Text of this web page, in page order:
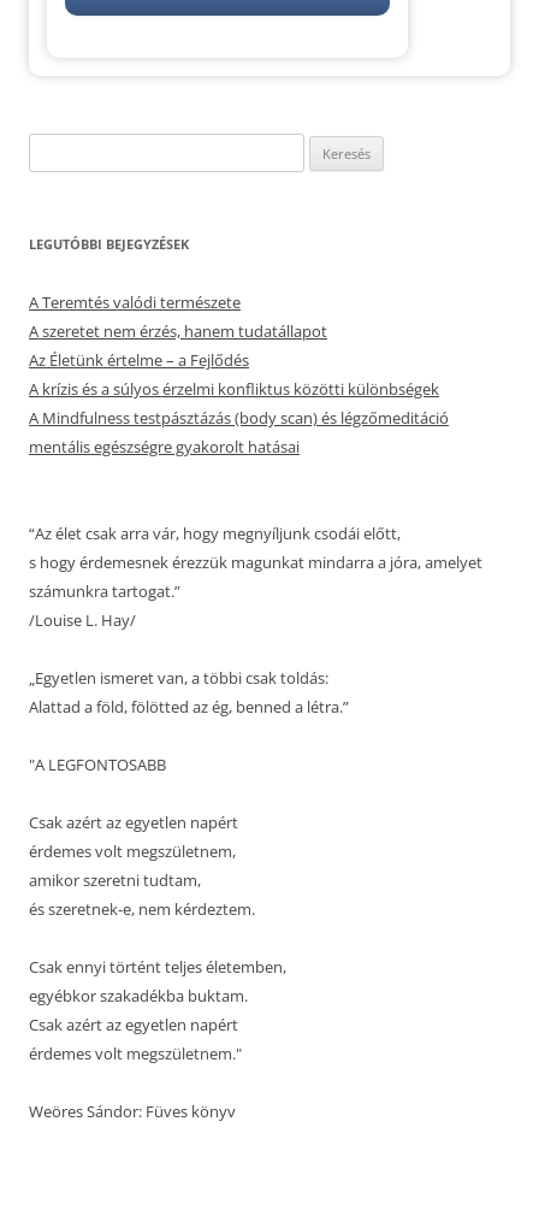
LEGUTÓBBI BEJEGYZÉSEK
A Teremtés valódi természete
A szeretet nem érzés, hanem tudatállapot
Az Életünk értelme – a Fejlődés
A krízis és a súlyos érzelmi konfliktus közötti különbségek
A Mindfulness testpásztázás (body scan) és légzőmeditáció
mentális egészségre gyakorolt hatásai
“Az élet csak arra vár, hogy megnyíljunk csodái előtt,
s hogy érdemesnek érezzük magunkat mindarra a jóra, amelyet
számunkra tartogat.”
/Louise L. Hay/
„Egyetlen ismeret van, a többi csak toldás:
Alattad a föld, fölötted az ég, benned a létra.”
"A LEGFONTOSABB
Csak azért az egyetlen napért
érdemes volt megszületnem,
amikor szeretni tudtam,
és szeretnek-e, nem kérdeztem.
Csak ennyi történt teljes életemben,
egyébkor szakadékba buktam.
Csak azért az egyetlen napért
érdemes volt megszületnem."
Weöres Sándor: Füves könyv